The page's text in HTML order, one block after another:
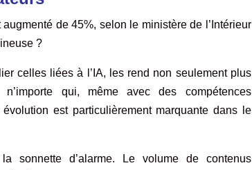
de 45%, selon le ministère de l’Intérieur
?
celles liées à l’IA, les rend non seulement plus
qui, même avec des compétences
est particulièrement marquante dans le
sonnette d’alarme. Le volume de contenus